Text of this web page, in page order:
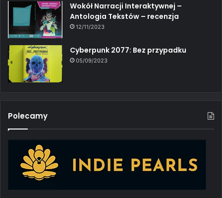
Wokół Narracji Interaktywnej –
Antologia Tekstów – recenzja
12/11/2023
Cyberpunk 2077: Bez przypadku
05/09/2023
Polecamy